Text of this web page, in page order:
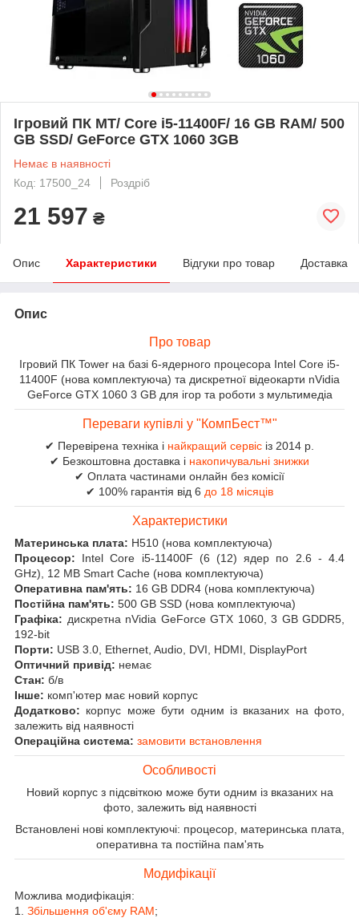
Ігровий ПК MT/ Core i5-11400F/ 16 GB RAM/ 500
GB SSD/ GeForce GTX 1060 3GB
Немає в наявності
Код: 17500_24
Роздріб
21 597 ₴
Опис Характеристики Відгуки про товар Доставка
Опис
Про товар
Ігровий ПК Tower на базі 6-ядерного процесора Intel Core i5-
11400F (нова комплектуюча) та дискретної відеокарти nVidia
GeForce GTX 1060 3 GB для ігор та роботи з мультимедіа
Переваги купівлі у "КомпБест™"
✔ Перевірена техніка і найкращий сервіс із 2014 р.
✔ Безкоштовна доставка і накопичувальні знижки
✔ Оплата частинами онлайн без комісії
✔ 100% гарантія від 6 до 18 місяців
Характеристики
Материнська плата: H510 (нова комплектуюча)
Процесор: Intel Core i5-11400F (6 (12) ядер по 2.6 - 4.4
GHz), 12 MB Smart Cache (нова комплектуюча)
Оперативна пам'ять: 16 GB DDR4 (нова комплектуюча)
Постійна пам'ять: 500 GB SSD (нова комплектуюча)
Графіка: дискретна nVidia GeForce GTX 1060, 3 GB GDDR5,
192-bit
Порти: USB 3.0, Ethernet, Audio, DVI, HDMI, DisplayPort
Оптичний привід: немає
Стан: б/в
Інше: комп'ютер має новий корпус
Додатково: корпус може бути одним із вказаних на фото,
залежить від наявності
Операційна система: замовити встановлення
Особливості
Новий корпус з підсвіткою може бути одним із вказаних на
фото, залежить від наявності
Встановлені нові комплектуючі: процесор, материнська плата,
оперативна та постійна пам'ять
Модифікації
Можлива модифікація:
1. Збільшення об'єму RAM;